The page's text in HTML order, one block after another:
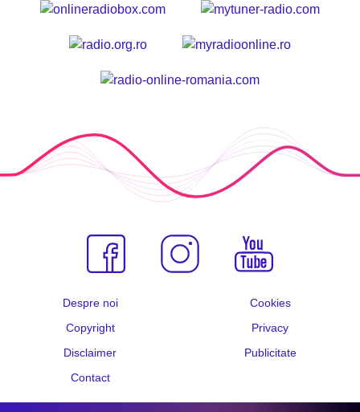
Despre noi
Cookies
Copyright
Privacy
Disclaimer
Publicitate
Contact